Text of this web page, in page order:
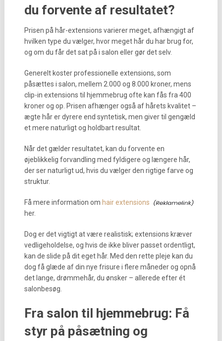
du forvente af resultatet?
Prisen på hår-extensions varierer meget, afhængigt af
hvilken type du vælger, hvor meget hår du har brug for,
og om du får det sat på i salon eller gør det selv.
Generelt koster professionelle extensions, som
påsættes i salon, mellem 2.000 og 8.000 kroner, mens
clip-in extensions til hjemmebrug ofte kan fås fra 400
kroner og op. Prisen afhænger også af hårets kvalitet –
ægte hår er dyrere end syntetisk, men giver til gengæld
et mere naturligt og holdbart resultat.
Når det gælder resultatet, kan du forvente en
øjeblikkelig forvandling med fyldigere og længere hår,
der ser naturligt ud, hvis du vælger den rigtige farve og
struktur.
Få mere information om hair extensions
her.
Dog er det vigtigt at være realistisk; extensions kræver
vedligeholdelse, og hvis de ikke bliver passet ordentligt,
kan de slide på dit eget hår. Med den rette pleje kan du
dog få glæde af din nye frisure i flere måneder og opnå
det lange, drømmehår, du ønsker – allerede efter ét
salonbesøg.
Fra salon til hjemmebrug: Få
styr på påsætning og